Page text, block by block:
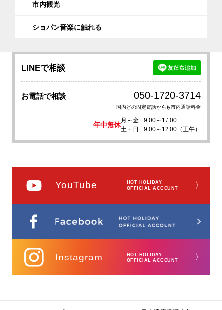
市内観光
ショパン音楽に触れる
LINEで相談
お電話で相談 050-1720-3714
国内どの固定電話からも市内通話料金
年中無休
月～金
9:00～17:00
土・日
9:00～12:00（正午）
YouTube
HOT HOLIDAY
OFFICIAL ACCOUNT
〉
Instagram
HOT HOLIDAY
OFFICIAL ACCOUNT
〉